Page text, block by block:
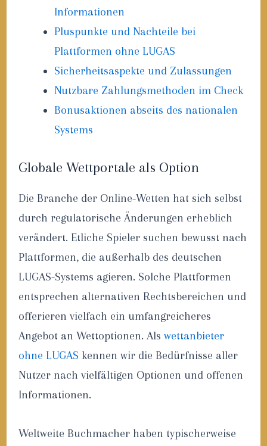
Informationen
Pluspunkte und Nachteile bei
Plattformen ohne LUGAS
Sicherheitsaspekte und Zulassungen
Nutzbare Zahlungsmethoden im Check
Bonusaktionen abseits des nationalen
Systems
Globale Wettportale als Option
Die Branche der Online-Wetten hat sich selbst
durch regulatorische Änderungen erheblich
verändert. Etliche Spieler suchen bewusst nach
Plattformen, die außerhalb des deutschen
LUGAS-Systems agieren. Solche Plattformen
entsprechen alternativen Rechtsbereichen und
offerieren vielfach ein umfangreicheres
Angebot an Wettoptionen. Als wettanbieter
ohne LUGAS kennen wir die Bedürfnisse aller
Nutzer nach vielfältigen Optionen und offenen
Informationen.
Weltweite Buchmacher haben typischerweise